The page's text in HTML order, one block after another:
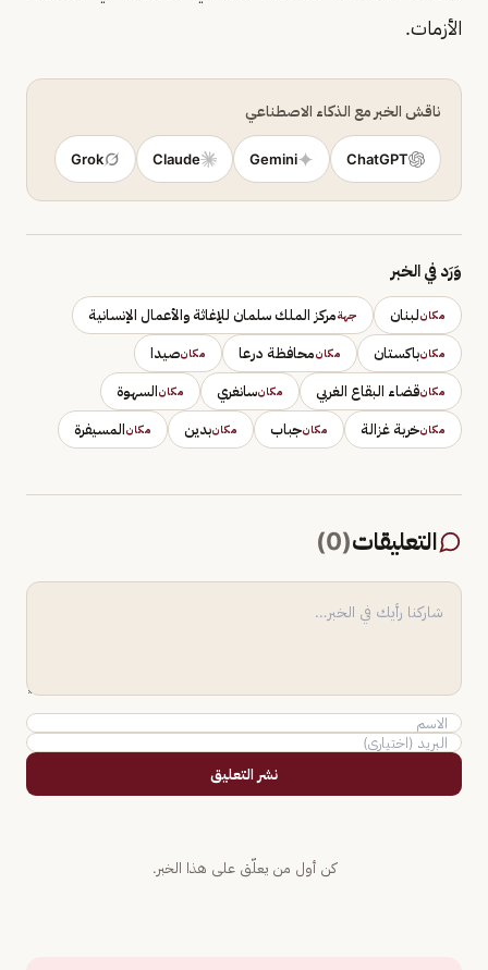
الأزمات.
ناقش الخبر مع الذكاء الاصطناعي
ChatGPT
Gemini
Claude
Grok
وَرَد في الخبر
مكانلبنان جهةمركز الملك سلمان للإغاثة والأعمال الإنسانية
مكانباكستان مكانمحافظة درعا مكانصيدا
مكانقضاء البقاع الغربي مكانسانغري مكانالسهوة
مكانخربة غزالة مكانجباب مكانبدين مكانالمسيفرة
التعليقات(
0
)
نشر التعليق
كن أول من يعلّق على هذا الخبر.